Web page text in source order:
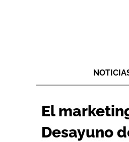
El
Desayuno